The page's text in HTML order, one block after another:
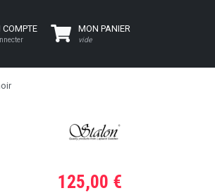
MON PANIER
vide
125,00 €